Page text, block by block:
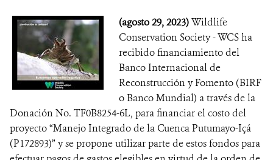
(agosto 29, 2023)Wildlife
Conservation Society - WCS ha
recibido financiamiento del
Banco Internacional de
Reconstrucción y Fomento (BIRF
o Banco Mundial) a través de la
Donación No. TF0B8254-6L, para financiar el costo del
proyecto “Manejo Integrado de la Cuenca Putumayo-Içá
(P172893)” y se propone utilizar parte de estos fondos para